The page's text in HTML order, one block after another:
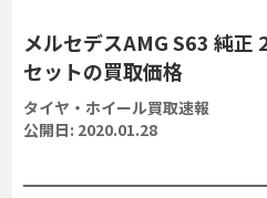
メルセデスAMG S63 純
セットの買取価格
タイヤ・ホイール買取速報
公開日: 2020.01.28